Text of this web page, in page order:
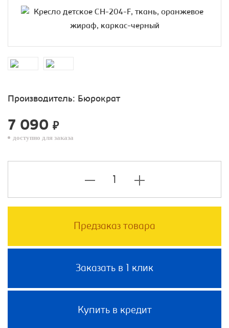
Производитель: Бюрократ
7 090 ₽
доступно для заказа
Предзаказ товара
Заказать в 1 клик
Купить в кредит